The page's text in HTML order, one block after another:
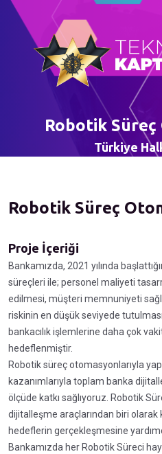
Robotik
Türkiye
Robotik Süreç
Proje İçeriği
Bankamızda, 2021 yılında
süreçleri ile; personel maliyeti
edilmesi, müşteri memnuniyeti
riskinin en düşük seviyede
bankacılık işlemlerine daha çok
hedeflenmiştir.
Robotik süreç otomasyonlarıyla
kazanımlarıyla toplam banka
ölçüde katkı sağlıyoruz. Robotik
dijitalleşme araçlarından biri olarak
hedeflerin gerçekleşmesine
Bankamızda her Robotik Süreci